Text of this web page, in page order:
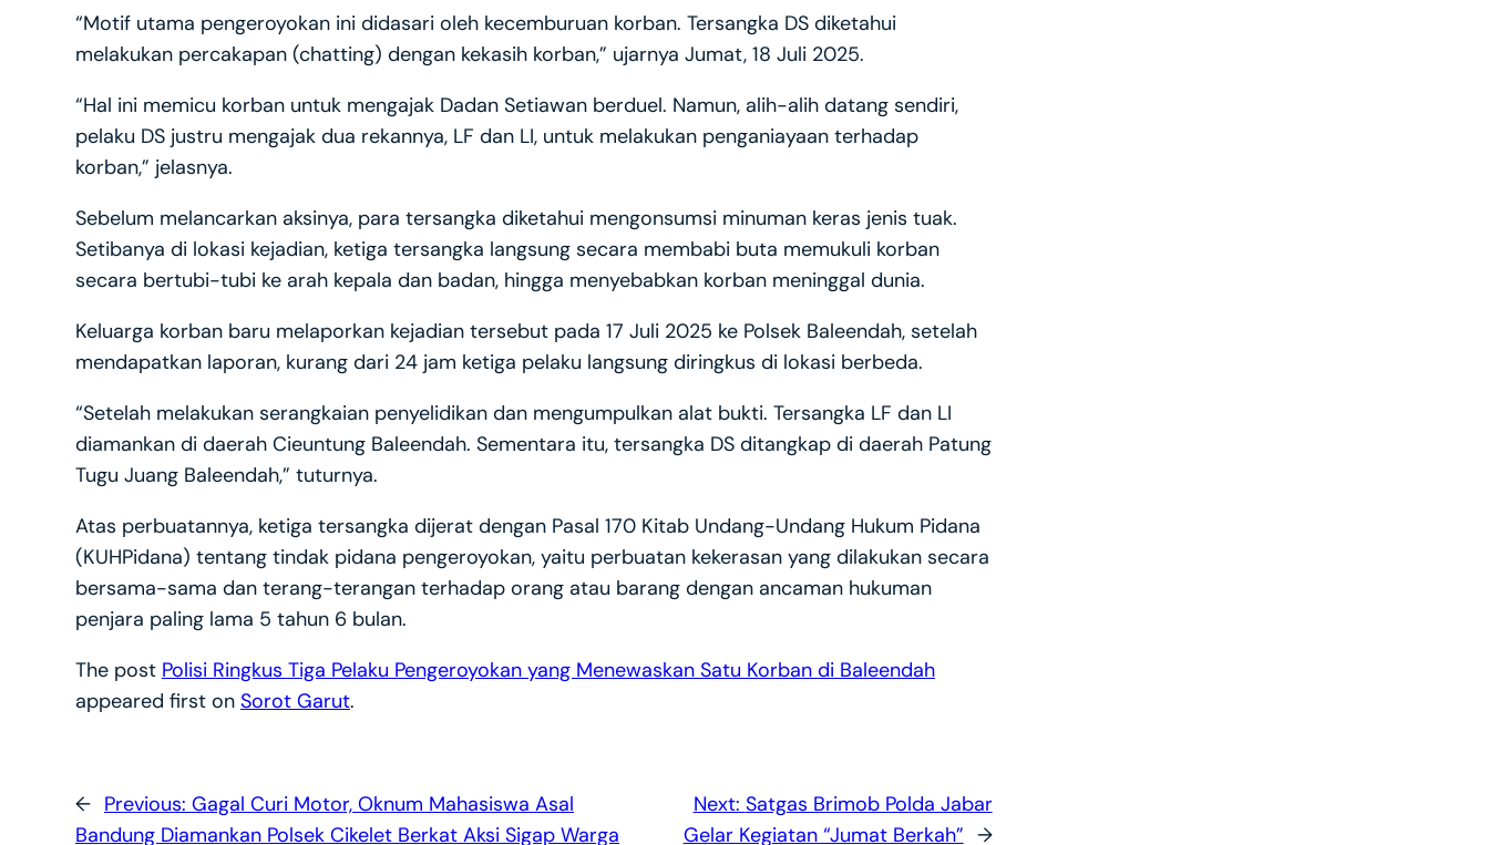
“Motif utama pengeroyokan ini didasari oleh kecemburuan korban. Tersangka DS diketahui
melakukan percakapan (chatting) dengan kekasih korban,” ujarnya Jumat, 18 Juli 2025.
“Hal ini memicu korban untuk mengajak Dadan Setiawan berduel. Namun, alih-alih datang sendiri,
pelaku DS justru mengajak dua rekannya, LF dan LI, untuk melakukan penganiayaan terhadap
korban,” jelasnya.
Sebelum melancarkan aksinya, para tersangka diketahui mengonsumsi minuman keras jenis tuak.
Setibanya di lokasi kejadian, ketiga tersangka langsung secara membabi buta memukuli korban
secara bertubi-tubi ke arah kepala dan badan, hingga menyebabkan korban meninggal dunia.
Keluarga korban baru melaporkan kejadian tersebut pada 17 Juli 2025 ke Polsek Baleendah, setelah
mendapatkan laporan, kurang dari 24 jam ketiga pelaku langsung diringkus di lokasi berbeda.
“Setelah melakukan serangkaian penyelidikan dan mengumpulkan alat bukti. Tersangka LF dan LI
diamankan di daerah Cieuntung Baleendah. Sementara itu, tersangka DS ditangkap di daerah Patung
Tugu Juang Baleendah,” tuturnya.
Atas perbuatannya, ketiga tersangka dijerat dengan Pasal 170 Kitab Undang-Undang Hukum Pidana
(KUHPidana) tentang tindak pidana pengeroyokan, yaitu perbuatan kekerasan yang dilakukan secara
bersama-sama dan terang-terangan terhadap orang atau barang dengan ancaman hukuman
penjara paling lama 5 tahun 6 bulan.
The post Polisi Ringkus Tiga Pelaku Pengeroyokan yang Menewaskan Satu Korban di Baleendah
appeared first on Sorot Garut.
← Previous: Gagal Curi Motor, Oknum Mahasiswa Asal
Bandung Diamankan Polsek Cikelet Berkat Aksi Sigap Warga
Next: Satgas Brimob Polda Jabar
Gelar Kegiatan “Jumat Berkah” →